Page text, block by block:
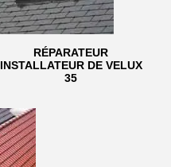
RÉPARATEUR
INSTALLATEUR DE VELUX
35